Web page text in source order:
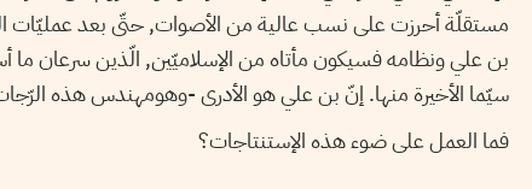
مستقلّة أحرزت على نسب عالية من الأصوات, حتّى بعد عمليّات
بن علي ونظامه فسيكون مأتاه من الإسلاميّين, الّذين سرعان ما
سيّما الأخيرة منها. إنّ بن علي هو الأدرى -وهومهندس هذه
فما العمل على ضوء هذه الإستنتاجات؟